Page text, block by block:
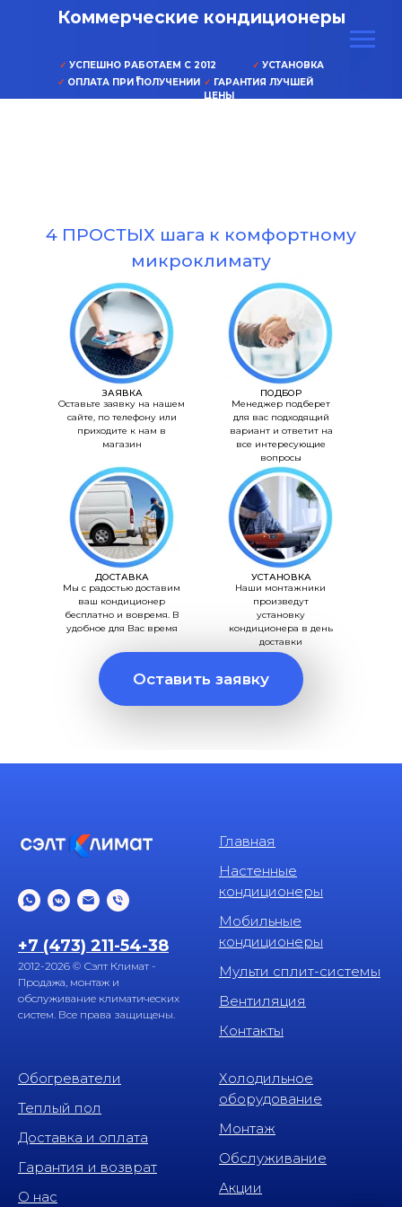
Коммерческие кондиционеры
✓ УСТАНОВКА
✓ УСПЕШНО РАБОТАЕМ С 2012
г
✓ ОПЛАТА ПРИ ПОЛУЧЕНИИ ✓ ГАРАНТИЯ ЛУЧШЕЙ
ЦЕНЫ
4 ПРОСТЫХ шага к комфортному
микроклимату
УСТАНОВКА
Наши монтажники
произведут
установку
кондиционера в день
доставки
ДОСТАВКА
ПОДБОР
ЗАЯВКА
Мы с радостью доставим
ваш кондиционер
бесплатно и вовремя. В
удобное для Вас время
Менеджер подберет
для вас подходящий
вариант и ответит на
все интересующие
вопросы
Оставьте заявку на нашем
сайте, по телефону или
приходите к нам в
магазин
Оставить заявку
+7 (473) 211-54-38
2012-2026 © Сэлт Климат -
Продажа, монтаж и
обслуживание климатических
систем. Все права защищены.
Главная
Настенные
кондиционеры
Мобильные
кондиционеры
Мульти сплит-системы
Вентиляция
Контакты
Обогреватели
Теплый пол
Доставка и оплата
Гарантия и возврат
О нас
Холодильное
оборудование
Монтаж
Обслуживание
Акции